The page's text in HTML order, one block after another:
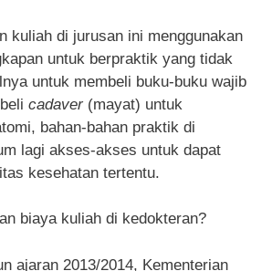
kuliah di jurusan ini menggunakan
untuk berpraktik yang tidak
untuk membeli buku-buku wajib
cadaver(mayat) untuk
bahan-bahan praktik di
lagi akses-akses untuk dapat
kesehatan tertentu.
biaya kuliah di kedokteran?
ajaran 2013/2014, Kementerian